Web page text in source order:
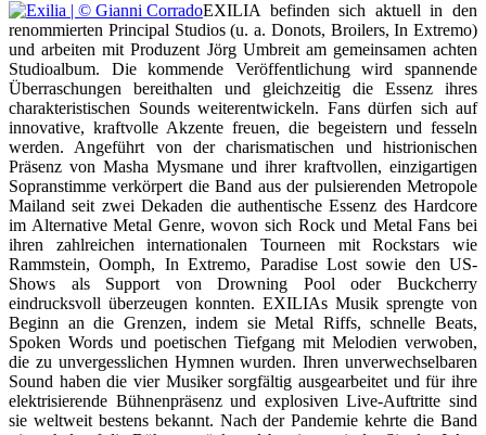
EXILIA befinden sich aktuell in den
renommierten Principal Studios (u. a. Donots, Broilers, In Extremo)
und arbeiten mit Produzent Jörg Umbreit am gemeinsamen achten
Studioalbum. Die kommende Veröffentlichung wird spannende
Überraschungen bereithalten und gleichzeitig die Essenz ihres
charakteristischen Sounds weiterentwickeln. Fans dürfen sich auf
innovative, kraftvolle Akzente freuen, die begeistern und fesseln
werden. Angeführt von der charismatischen und histrionischen
Präsenz von Masha Mysmane und ihrer kraftvollen, einzigartigen
Sopranstimme verkörpert die Band aus der pulsierenden Metropole
Mailand seit zwei Dekaden die authentische Essenz des Hardcore
im Alternative Metal Genre, wovon sich Rock und Metal Fans bei
ihren zahlreichen internationalen Tourneen mit Rockstars wie
Rammstein, Oomph, In Extremo, Paradise Lost sowie den US-
Shows als Support von Drowning Pool oder Buckcherry
eindrucksvoll überzeugen konnten. EXILIAs Musik sprengte von
Beginn an die Grenzen, indem sie Metal Riffs, schnelle Beats,
Spoken Words und poetischen Tiefgang mit Melodien verwoben,
die zu unvergesslichen Hymnen wurden. Ihren unverwechselbaren
Sound haben die vier Musiker sorgfältig ausgearbeitet und für ihre
elektrisierende Bühnenpräsenz und explosiven Live-Auftritte sind
sie weltweit bestens bekannt. Nach der Pandemie kehrte die Band